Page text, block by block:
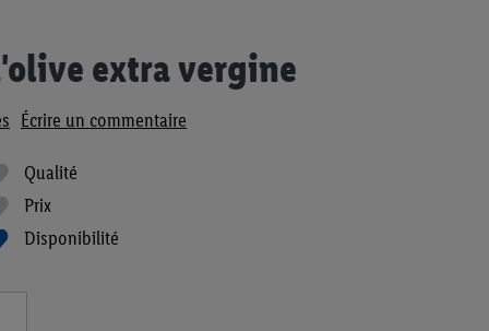
extra vergine
Écrire un commentaire
Qualité
Prix
Disponibilité